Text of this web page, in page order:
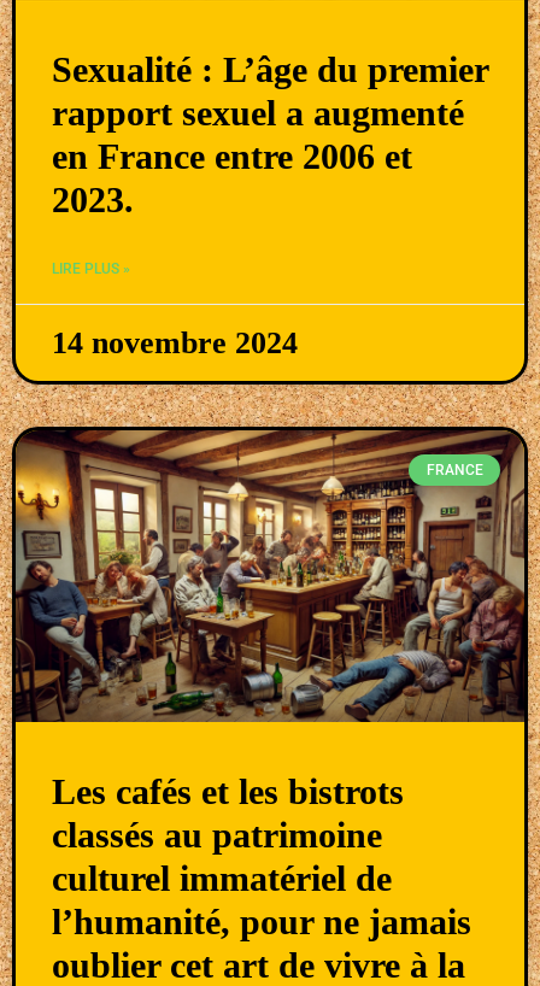
Sexualité : L’âge du premier
rapport sexuel a augmenté
en France entre 2006 et
2023.
LIRE PLUS »
14 novembre 2024
FRANCE
Les cafés et les bistrots
classés au patrimoine
culturel immatériel de
l’humanité, pour ne jamais
oublier cet art de vivre à la